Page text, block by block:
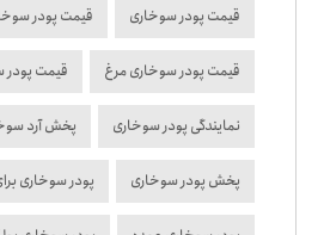
قیمت پودر سوخاری قیمت پودر
قیمت پودر سوخاری مرغ قیمت پودر
نمایندگی پودر سوخاری پخش آرد
پخش پودر سوخاری پودر سوخاری